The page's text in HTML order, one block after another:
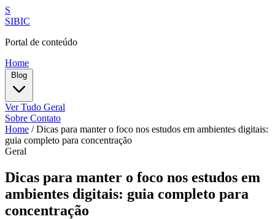
S
SIBIC
Portal de conteúdo
Home
Ver Tudo Geral
Sobre Contato
Home / Dicas para manter o foco nos estudos em ambientes digitais:
guia completo para concentração
Geral
Dicas para manter o foco nos estudos em
ambientes digitais: guia completo para
concentração